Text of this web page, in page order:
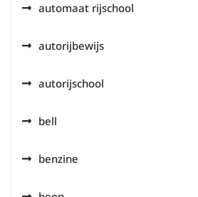
automaat rijschool
autorijbewijs
autorijschool
bell
benzine